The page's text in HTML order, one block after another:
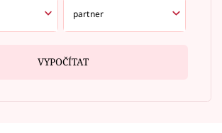
VYPOČÍTAT